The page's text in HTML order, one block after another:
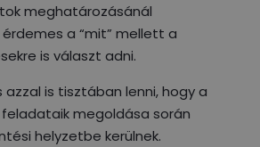
meghatározásánál
a “mit” mellett a
is választ adni.
is tisztában lenni, hogy a
megoldása során
helyzetbe kerülnek.